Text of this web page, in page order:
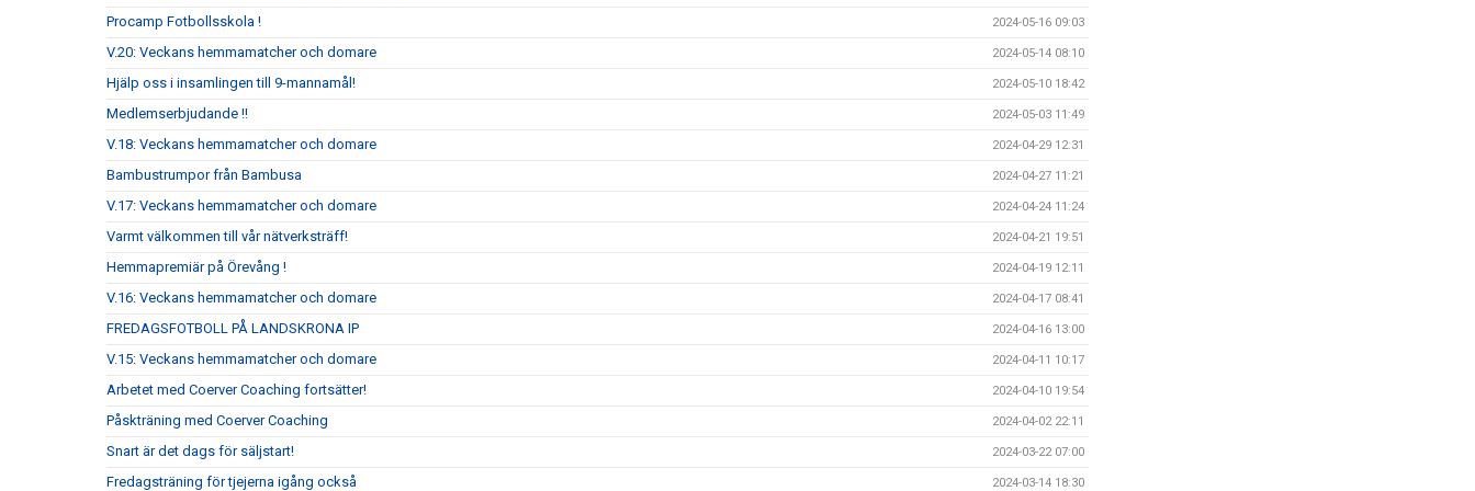
Procamp Fotbollsskola ! 2024-05-16 09:03
V.20: Veckans hemmamatcher och domare 2024-05-14 08:10
Hjälp oss i insamlingen till 9-mannamål! 2024-05-10 18:42
Medlemserbjudande !! 2024-05-03 11:49
V.18: Veckans hemmamatcher och domare 2024-04-29 12:31
Bambustrumpor från Bambusa 2024-04-27 11:21
V.17: Veckans hemmamatcher och domare 2024-04-24 11:24
Varmt välkommen till vår nätverksträff! 2024-04-21 19:51
Hemmapremiär på Örevång ! 2024-04-19 12:11
V.16: Veckans hemmamatcher och domare 2024-04-17 08:41
FREDAGSFOTBOLL PÅ LANDSKRONA IP 2024-04-16 13:00
V.15: Veckans hemmamatcher och domare 2024-04-11 10:17
Arbetet med Coerver Coaching fortsätter! 2024-04-10 19:54
Påskträning med Coerver Coaching 2024-04-02 22:11
Snart är det dags för säljstart! 2024-03-22 07:00
Fredagsträning för tjejerna igång också 2024-03-14 18:30